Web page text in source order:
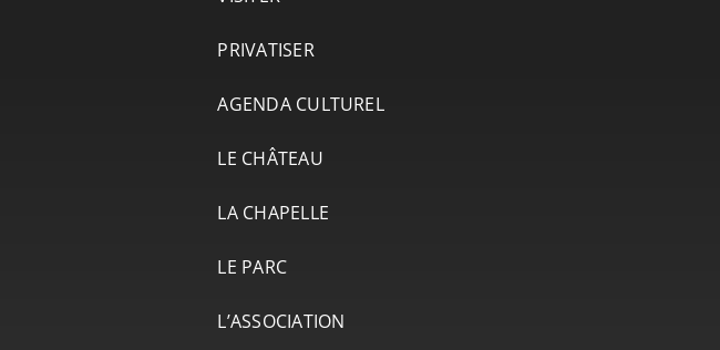
PRIVATISER
AGENDA CULTUREL
LE CHÂTEAU
LA CHAPELLE
LE PARC
L’ASSOCIATION